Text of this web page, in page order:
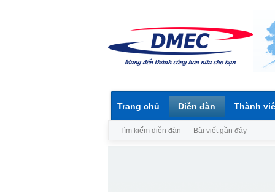
Trang chủ Diễn đàn
Tìm kiếm diễn đàn Bài viết gần đây
Thành